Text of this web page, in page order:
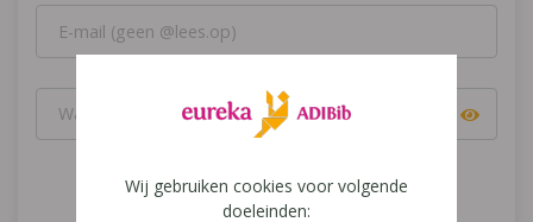
Inloggen
Wij gebruiken cookies voor volgende
doeleinden: